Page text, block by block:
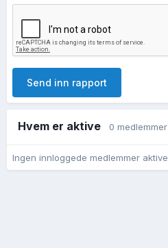
Send inn rapport
Hvem er aktive 0 medlemmer
Ingen innloggede medlemmer aktive